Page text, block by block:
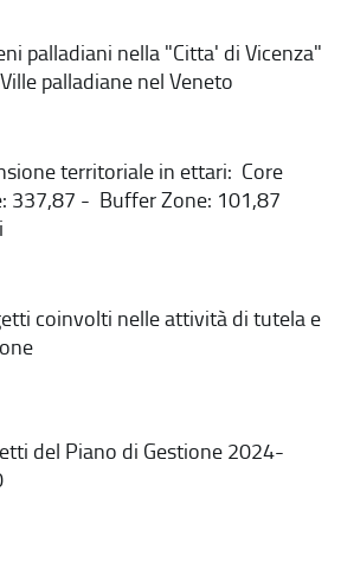
palladiani nella "Citta' di Vicenza"
palladiane nel Veneto
territoriale in ettari: Core
337,87 - Buffer Zone: 101,87
coinvolti nelle attività di tutela e
del Piano di Gestione 2024-